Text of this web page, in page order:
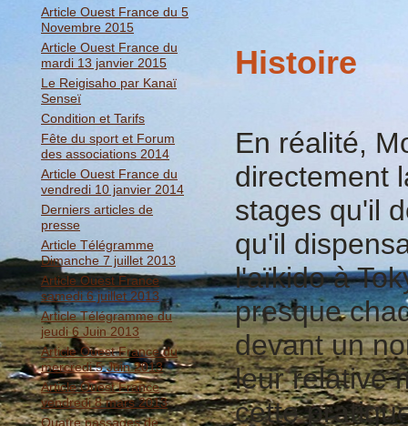
Article Ouest France du 5
Novembre 2015
Article Ouest France du
mardi 13 janvier 2015
Le Reigisaho par Kanaï
Senseï
Condition et Tarifs
Fête du sport et Forum
des associations 2014
Article Ouest France du
vendredi 10 janvier 2014
Derniers articles de
presse
Article Télégramme
Dimanche 7 juillet 2013
Article Ouest France
samedi 6 juillet 2013
Article Télégramme du
jeudi 6 Juin 2013
Article Ouest France du
mercredi 5 Juin 2013
Article Ouest France
vendredi 8 mars 2013
Quatre passages de
Histoire
En réalité,
directement
stages qu'il
qu'il
l'aïkido à
presque
devant un
leur relative
cette